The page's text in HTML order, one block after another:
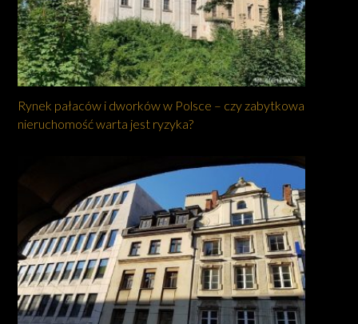
Rynek pałaców i dworków w Polsce – czy zabytkowa
nieruchomość warta jest ryzyka?